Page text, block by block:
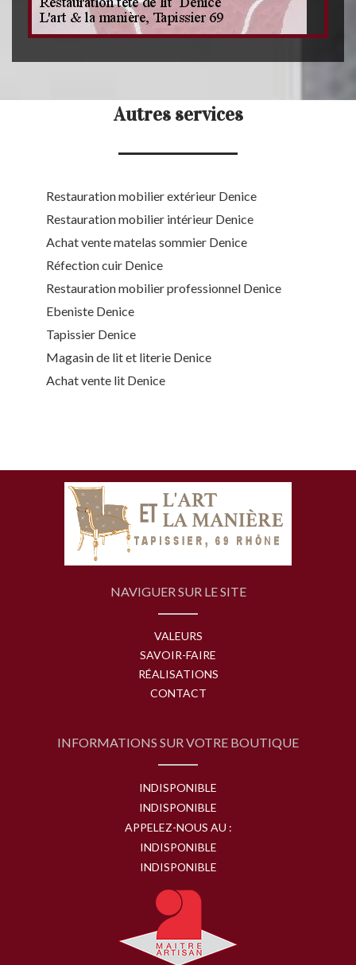
Autres services
Restauration mobilier extérieur Denice
Restauration mobilier intérieur Denice
Achat vente matelas sommier Denice
Réfection cuir Denice
Restauration mobilier professionnel Denice
Ebeniste Denice
Tapissier Denice
Magasin de lit et literie Denice
Achat vente lit Denice
NAVIGUER SUR LE SITE
VALEURS
SAVOIR-FAIRE
RÉALISATIONS
CONTACT
INFORMATIONS SUR VOTRE BOUTIQUE
INDISPONIBLE
INDISPONIBLE
APPELEZ-NOUS AU :
INDISPONIBLE
INDISPONIBLE